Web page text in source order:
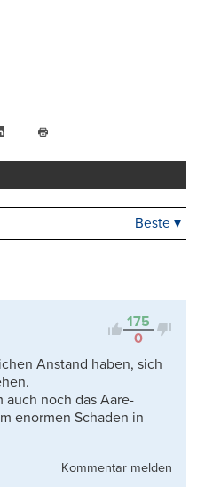
LinkedIn
drucken
Kontrovers
Beste ▾
175
0
Anstand haben, sich
auch noch das Aare-
enormen Schaden in
Kommentar melden